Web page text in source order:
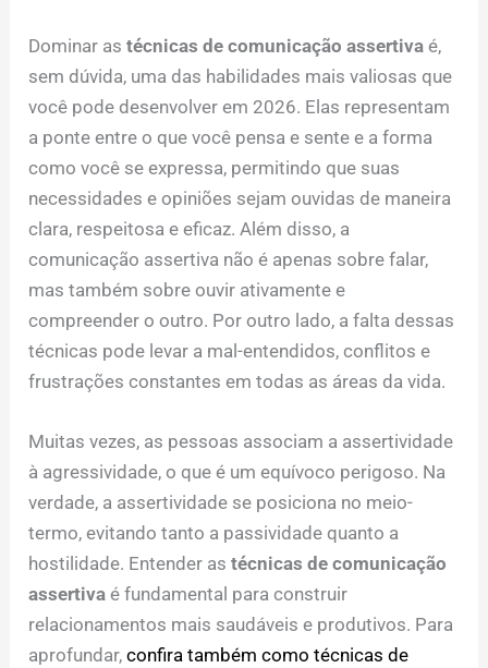
Dominar astécnicas de comunicação assertiva é,
sem dúvida, uma das habilidades mais valiosas que
você pode desenvolver em 2026. Elas representam
a ponte entre o que você pensa e sente e a forma
como você se expressa, permitindo que suas
necessidades e opiniões sejam ouvidas de maneira
clara, respeitosa e eficaz. Além disso, a
comunicação assertiva não é apenas sobre falar,
mas também sobre ouvir ativamente e
compreender o outro. Por outro lado, a falta dessas
técnicas pode levar a mal-entendidos, conflitos e
frustrações constantes em todas as áreas da vida.
Muitas vezes, as pessoas associam a assertividade
à agressividade, o que é um equívoco perigoso. Na
verdade, a assertividade se posiciona no meio-
termo, evitando tanto a passividade quanto a
hostilidade. Entender astécnicas de comunicação
assertiva é fundamental para construir
relacionamentos mais saudáveis e produtivos. Para
aprofundar,confira também como técnicas de